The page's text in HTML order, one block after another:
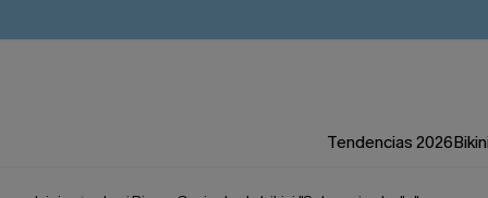
Tendencias 2026